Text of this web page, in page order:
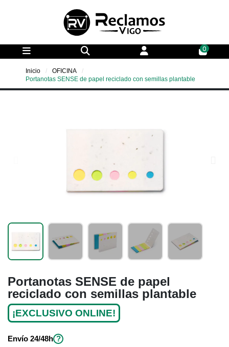
0
Inicio
OFICINA
Portanotas SENSE de papel reciclado con semillas plantable
Portanotas SENSE de papel
reciclado con semillas plantable
¡EXCLUSIVO ONLINE!
Envío 24/48h ?